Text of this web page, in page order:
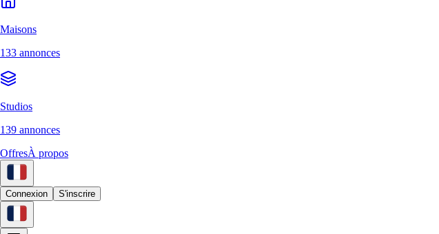
Maisons
133 annonces
Studios
139 annonces
OffresÀ propos
Connexion S'inscrire